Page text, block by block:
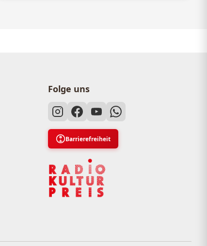
Folge uns
Barrierefreiheit